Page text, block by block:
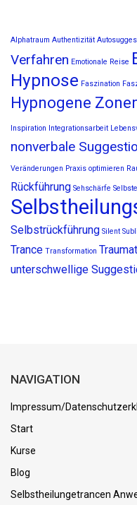
Alphatraum Authentizität
Verfahren Emotionale Reise
Hypnose Faszination
Hypnogene
Inspiration Integrationsarbeit
nonverbale
Veränderungen Praxis optimieren
Rückführung Sehschärfe
Selbstrückführung Silent
Trance Transformation
unterschwellige
NAVIGATION
Impressum/
Start
Kurse
Blog
Selbstheilungetrancen